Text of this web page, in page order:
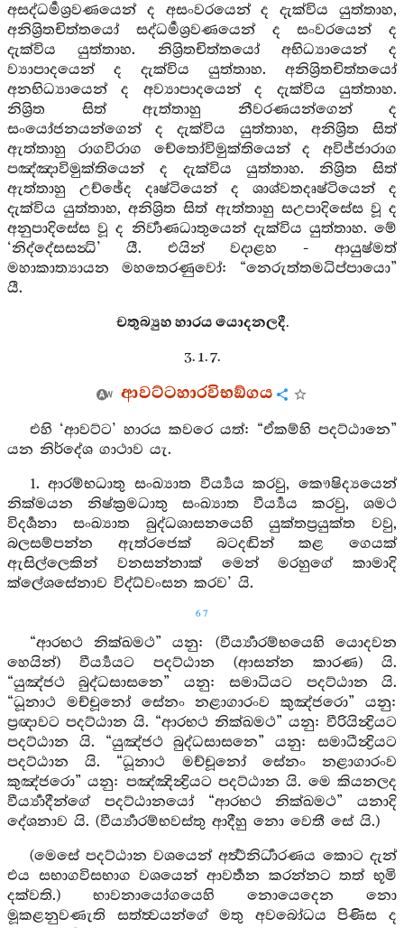
අසද්ධර්‍මශ්‍රවණයෙන් ද අසංවරයෙන් ද දැක්විය යුත්තාහ,
අනිශ්‍රිතචිත්තයෝ සද්ධර්‍මශ්‍රවණයෙන් ද සංවරයෙන් ද
දැක්විය යුත්තාහ. නිශ්‍රිතචිත්තයෝ අභිධ්‍යායෙන් ද
ව්‍යාපාදයෙන් ද දැක්විය යුත්තාහ. අනිශ්‍රිතචිත්තයෝ
අනභිධ්‍යායෙන් ද අව්‍යාපාදයෙන් ද දැක්විය යුත්තාහ.
නිශ්‍රිත සිත් ඇත්තාහු නීවරණයන්ගෙන් ද
සංයෝජනයන්ගෙන් ද දැක්විය යුත්තාහ, අනිශ්‍රිත සිත්
ඇත්තාහු රාගවිරාග චේතෝවිමුක්තියෙන් ද අවිජ්ජාරාග
පඤ්ඤාවිමුක්තියෙන් ද දැක්විය යුත්තාහ. නිශ්‍රිත සිත්
ඇත්තාහු උච්ඡේද දෘෂ්ටියෙන් ද ශාශ්වතදෘෂ්ටියෙන් ද
දැක්විය යුත්තාහ, අනිශ්‍රිත සිත් ඇත්තාහු සඋපාදිසේස වූ ද
අනුපාදිසේස වූ ද නිර්‍වාණධාතුයෙන් දැක්විය යුත්තාහ. මේ
‘නිද්දේසසන්‍ධි’ යී. එයින් වදාළහ - ආයුෂ්මත්
මහාකාත්‍යායන මහතෙරණුවෝ: “නෙරුත්තමධිප්පායො”
යී.
චතුබ්‍යුහ හාරය යොදනලදී.
3. 1. 7.
ආවට්ටහාරවිභඞ්ගය
එහි ‘ආවට්ට’ හාරය කවරෙ යත්: “ඒකම්හි පදට්ඨානෙ”
යන නිර්දේශ ගාථාව යැ.
1. ආරම්භධාතු සංඛ්‍යාත වීර්‍ය්‍යය කරවු, කෞෂිද්‍යයෙන්
නික්මයන නිෂ්ක්‍රමධාතු සංඛ්‍යාත වීර්‍ය්‍යය කරවු, ශමථ
විදර්‍ශනා සංඛ්‍යාත බුද්ධශාසනයෙහි යුක්තප්‍රයුක්ත වවු,
බලසම්පන්න ඇත්රජෙක් බටදඬින් කළ ගෙයක්
ඇසිල්ලෙකින් වනසන්නාක් මෙන් මරහුගේ කාමාදි
ක්ලේශසේනාව විද්ධ්වංසන කරව’ යි.
67
“ආරභථ නික්ඛමථ” යනු: (වීර්‍ය්‍යාරම්භයෙහි යොදවන
හෙයින්) වීර්‍ය්‍යයට පදට්ඨාන (ආසන්න කාරණ) යි.
“යුඤ්ජථ බුද්ධසාසනෙ” යනු: සමාධියට පදට්ඨාන යි.
“ධූනාථ මච්චූනෝ සේනං නළාගාරංව කුඤ්ජරො” යනු:
ප්‍රඥාවට පදට්ඨාන යි. “ආරභථ නික්ඛමථ” යනු: වීරියින්‍ද්‍රියට
පදට්ඨාන යි. “යුඤ්ජථ බුද්ධසාසනෙ” යනු: සමාධීන්‍ද්‍රියට
පදට්ඨාන යි. “ධූනාථ මච්චූනෝ සේනං නළාගාරංව
කුඤ්ජරො” යනු: පඤ්ඤින්‍ද්‍රියට පදට්ඨාන යි. මෙ කියනලද
වීර්‍ය්‍යාදීන්ගේ පදට්ඨානයෝ “ආරභථ නික්ඛමථ” යනාදි
දේශනාව යි. (වීර්‍ය්‍යාරම්භවස්තු ආදීහු නො වෙතී සේ යි.)
(මෙසේ පදට්ඨාන වශයෙන් අර්‍ත්‍ථනිර්‍ධාරණය කොට දැන්
එය සභාගවිසභාග වශයෙන් ආවර්‍තන කරන්නට තත් භූමි
දක්වති.) භාවනායෝගයෙහි නොයෙදෙන නො
මූකළනුවණැති සත්ත්‍වයන්ගේ මතු අවබෝධය පිණිස ද